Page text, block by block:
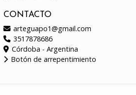
CONTACTO
arteguapo1@gmail.com
3517878686
Córdoba - Argentina
Botón de arrepentimiento